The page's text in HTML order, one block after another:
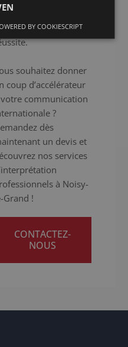
votre
une
souhaitez donner
coup d’accélérateur
communication
?
dès
un devis et
nos services
à Noisy-
Grand !
CONTACTEZ-
NOUS
BY COOKIESCRIPT